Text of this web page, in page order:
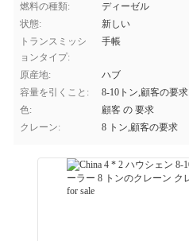
燃料の種類:
ディーゼル
状態:
新しい
トランスミッシ
ョンタイプ:
手帳
原産地:
ハブ
容量を引くこと:
8-10トン,顧客の要求
色:
顧客 の 要求
クレーン:
8 トン,顧客の要求